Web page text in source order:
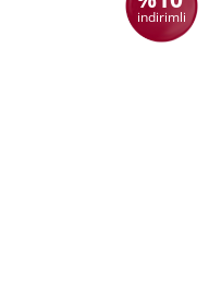
indirimli